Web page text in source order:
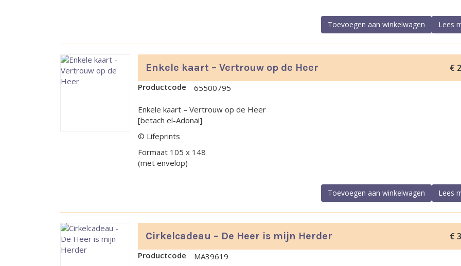
Lees
Toevoegen aan winkelwagen
Enkele kaart – Vertrouw op de Heer €
Productcode 65500795
Enkele kaart – Vertrouw op de Heer
[betach el-Adonai]
© Lifeprints
Formaat 105 x 148
(met envelop)
Lees
Toevoegen aan winkelwagen
Cirkelcadeau – De Heer is mijn Herder €
Productcode MA39619